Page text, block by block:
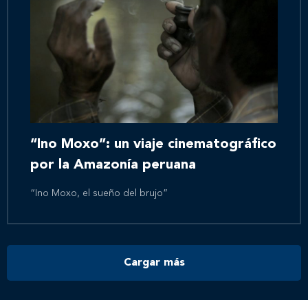
“Ino Moxo”: un viaje cinematográfico
por la Amazonía peruana
“Ino Moxo, el sueño del brujo”
Cargar más